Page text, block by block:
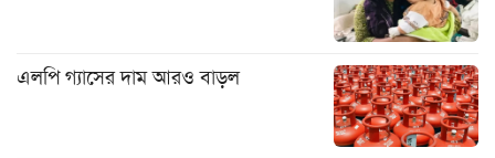
এলপি গ্যাসের দাম আরও বাড়ল